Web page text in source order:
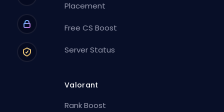
Placement
Free CS Boost
Server Status
Valorant
Rank Boost